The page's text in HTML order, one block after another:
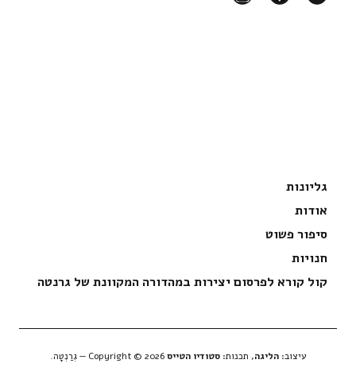
גליונות
אודות
סיפור פשוט
חנויות
קול קורא לפרסום יצירות במהדורה המקוונת של גרנטה
עיצוב:הליגה, תכנות:סטודיו הטייסCopyright © 2026 — גְרַנְטָה.